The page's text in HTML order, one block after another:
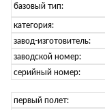
базовый тип:
категория:
завод-изготовитель:
заводской номер:
серийный номер:
первый полет: